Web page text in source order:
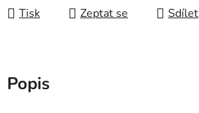
Tisk Zeptat se Sdílet
Popis